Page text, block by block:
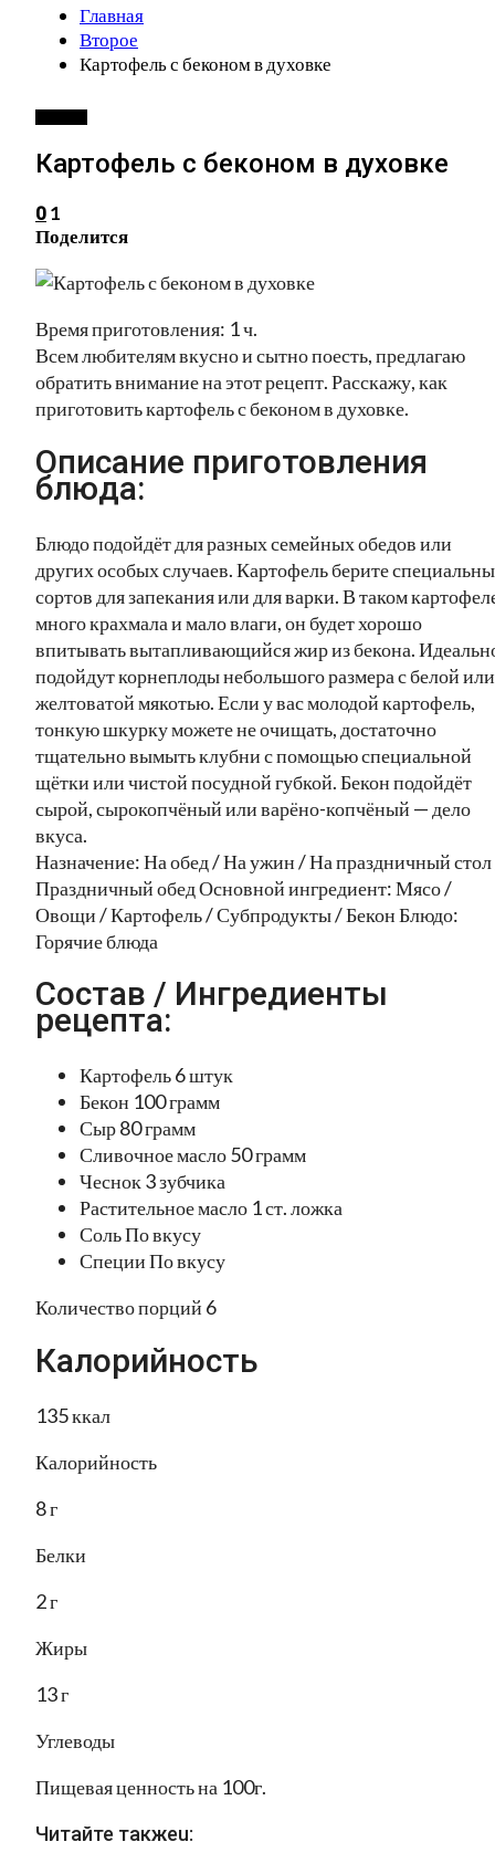
Главная
Второе
Картофель с беконом в духовке
Картофель с беконом в духовке
0 1
Поделится
Время приготовления: 1 ч.
Всем любителям вкусно и сытно поесть, предлагаю
обратить внимание на этот рецепт. Расскажу, как
приготовить картофель с беконом в духовке.
Описание приготовления
блюда:
Блюдо подойдёт для разных семейных обедов или
других особых случаев. Картофель берите
сортов для запекания или для варки. В таком
много крахмала и мало влаги, он будет хорошо
впитывать вытапливающийся жир из бекона.
подойдут корнеплоды небольшого размера с белой или
желтоватой мякотью. Если у вас молодой картофель,
тонкую шкурку можете не очищать, достаточно
тщательно вымыть клубни с помощью специальной
щётки или чистой посудной губкой. Бекон подойдёт
сырой, сырокопчёный или варёно-копчёный — дело
вкуса.
Назначение: На обед / На ужин / На праздничный
Праздничный обед Основной ингредиент: Мясо /
Овощи / Картофель / Субпродукты / Бекон Блюдо:
Горячие блюда
Состав / Ингредиенты
рецепта:
Картофель 6 штук
Бекон 100 грамм
Сыр 80 грамм
Сливочное масло 50 грамм
Чеснок 3 зубчика
Растительное масло 1 ст. ложка
Соль По вкусу
Специи По вкусу
Количество порций 6
Калорийность
135 ккал
Калорийность
8 г
Белки
2 г
Жиры
13 г
Углеводы
Пищевая ценность на 100г.
Читайте такжеu: